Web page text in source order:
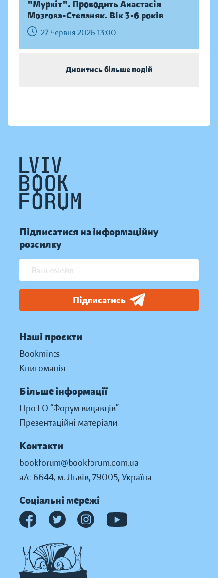
"Муркіт". Проводить Анастасія
Мозгова-Степаняк. Вік 3-6 років
27 Червня 2026 13:00
Дивитись більше подій
Підписатися на інформаційну
розсилку
Підписатись
Наші проєкти
Bookmints
Книгоманія
Більше інформації
Про ГО “Форум видавців”
Презентаційні матеріали
Контакти
bookforum@bookforum.com.ua
а/с 6644, м. Львів, 79005, Україна
Соціальні мережі